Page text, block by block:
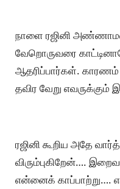
நாளை ரஜினி
வேறொருவரை
ஆதரிப்பார்கள். காரணம்
தவிர வேறு எவருக்கும்
ரஜினி கூறிய அதே
விரும்புகிறேன்….
என்னைக் காப்பாற்று….